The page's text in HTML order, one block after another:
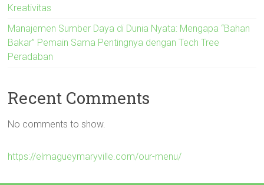
Kreativitas
Manajemen Sumber Daya di Dunia Nyata: Mengapa “Bahan
Bakar” Pemain Sama Pentingnya dengan Tech Tree
Peradaban
Recent Comments
No comments to show.
https://elmagueymaryville.com/our-menu/